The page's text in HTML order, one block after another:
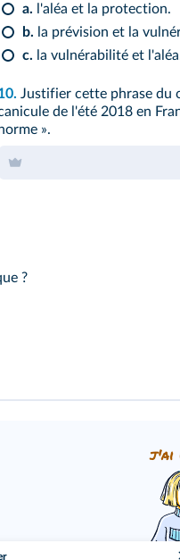
a. l'aléa et la protection.
b. la prévision et la
c. la vulnérabilité et
Justifier cette phrase du
de l'été 2018 en
».
?
j'ai